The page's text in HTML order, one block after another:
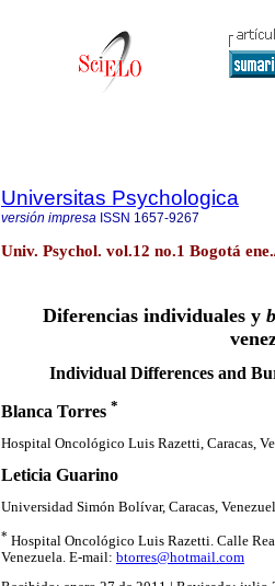
Universitas Psychologica
versión impresa ISSN 1657-9267
Univ. Psychol. vol.12 no.1 Bogotá
Diferencias individuales y
Individual Differences and
Blanca Torres *
Hospital Oncológico Luis Razetti, Caracas,
Leticia Guarino
Universidad Simón Bolívar, Caracas,
* Hospital Oncológico Luis Razetti. Calle
Venezuela. E-mail: btorres@hotmail.com